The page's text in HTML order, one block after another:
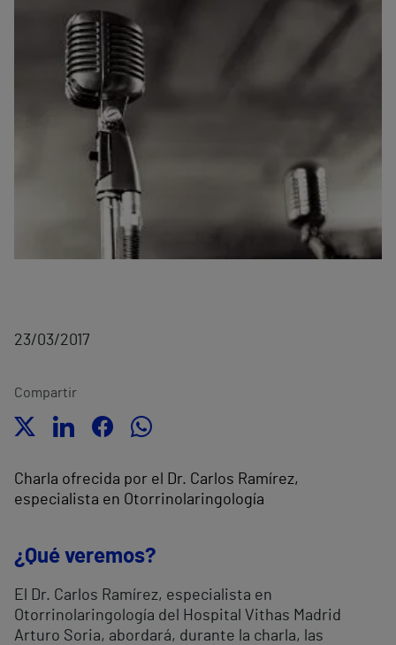
23/03/2017
Compartir
Charla ofrecida por el Dr. Carlos Ramírez,
especialista en Otorrinolaringología
¿Qué veremos?
El Dr. Carlos Ramírez, especialista en
Otorrinolaringología del Hospital Vithas Madrid
Arturo Soria, abordará, durante la charla, las